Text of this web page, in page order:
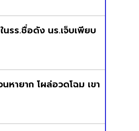
นรร.ชื่อดัง นร.เจ็บเพียบ
หายาก โผล่อวดโฉม เขา